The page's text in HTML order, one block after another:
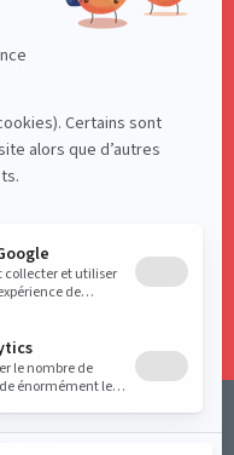
sociaux!